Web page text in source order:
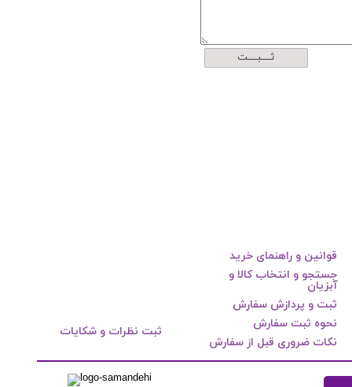
ثــــبــــت
قوانین و راهنمای خرید
جستجو و انتخاب کالا و
آبزیان
ثبت و پردازش سفارش
نحوه ثبت سفارش
نکات ضروری قبل از سفارش
ثبت نظرات و شکایات